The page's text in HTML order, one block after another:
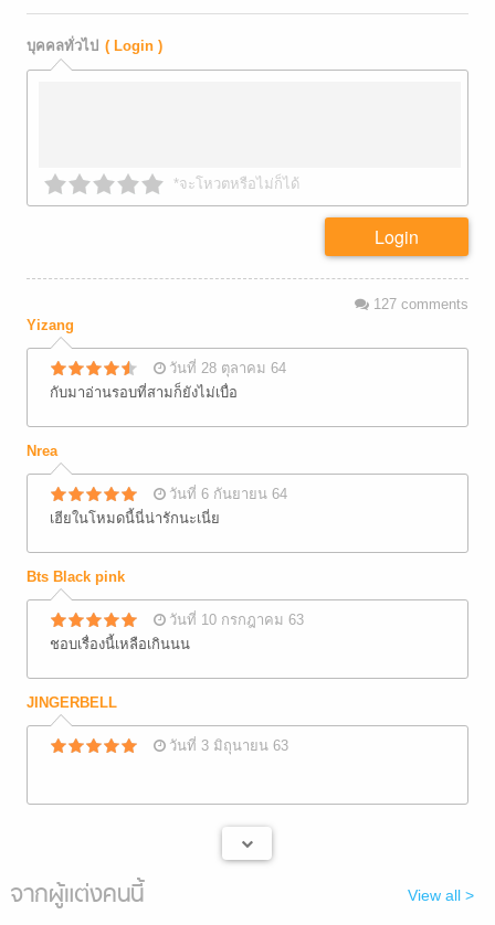
บุคคลทั่วไป ( Login )
*จะโหวตหรือไม่ก็ได้
Login
127comments
Yizang
วันที่ 28 ตุลาคม 64
กับมาอ่านรอบที่สามก็ยังไม่เบื่อ
Nrea
วันที่ 6 กันยายน 64
เฮียในโหมดนี้นี่น่ารักนะเนี่ย
Bts Black pink
วันที่ 10 กรกฎาคม 63
ชอบเรื่องนี้เหลือเกินนน
JINGERBELL
วันที่ 3 มิถุนายน 63
จากผู้แต่งคนนี้ View all >